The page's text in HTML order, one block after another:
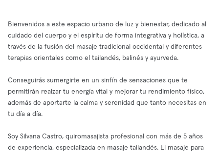
Bienvenidos a este espacio urbano de luz y bienestar, dedicado al
cuidado del cuerpo y el espíritu de forma integrativa y holística, a
través de la fusión del masaje tradicional occidental y diferentes
terapias orientales como el tailandés, balinés y ayurveda.
Conseguirás sumergirte en un sinfín de sensaciones que te
permitirán realzar tu energía vital y mejorar tu rendimiento físico,
además de aportarte la calma y serenidad que tanto necesitas en
tu día a día.
Soy Silvana Castro, quiromasajista profesional con más de 5 años
de experiencia, especializada en masaje tailandés. El masaje para